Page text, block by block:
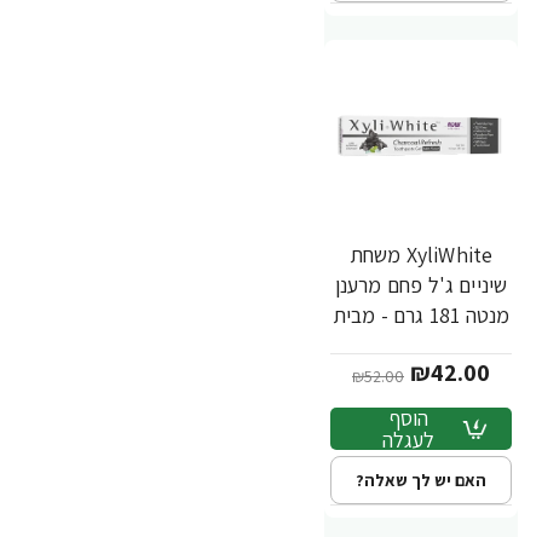
-19%
XyliWhite משחת
שיניים ג'ל פחם מרענן
מנטה 181 גרם - מבית
₪42.00
₪52.00
הוסף
לעגלה
האם יש לך שאלה?